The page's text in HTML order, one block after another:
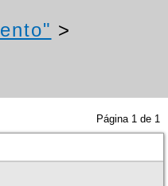
>
Página 1 de 1